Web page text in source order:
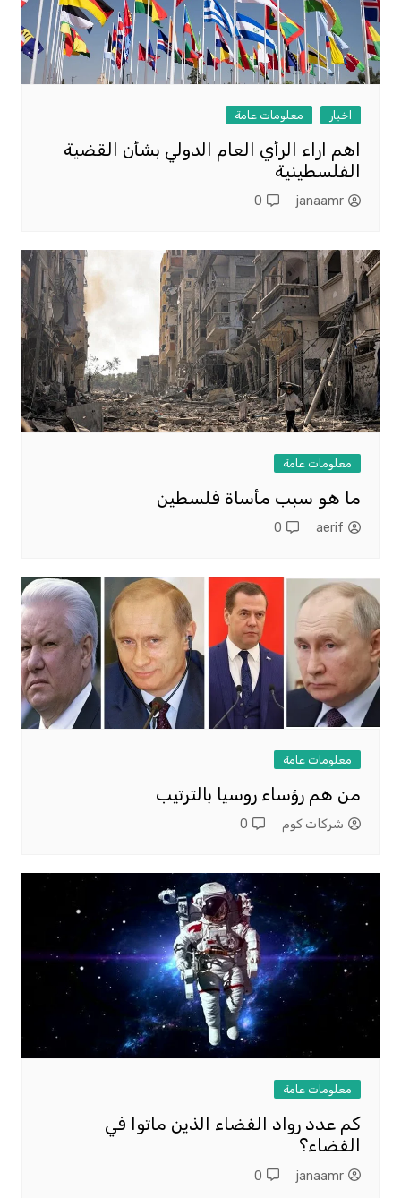
اخبار معلومات عامة
اهم اراء الرأي العام الدولي بشأن القضية
الفلسطينية
janaamr
0
معلومات عامة
ما هو سبب مأساة فلسطين
aerif
0
معلومات عامة
من هم رؤساء روسيا بالترتيب
شركات كوم 0
معلومات عامة
كم عدد رواد الفضاء الذين ماتوا في
الفضاء؟
janaamr
0